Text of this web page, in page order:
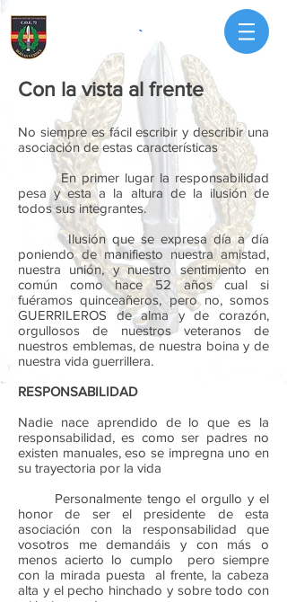
Con la vista al frente
No siempre es fácil escribir y describir una
asociación de estas características
En primer lugar la responsabilidad
pesa y esta a la altura de la ilusión de
todos sus integrantes.
Ilusión que se expresa día a día
poniendo de manifiesto nuestra amistad,
nuestra unión, y nuestro sentimiento en
común como hace 52 años cual si
fuéramos quinceañeros, pero no, somos
GUERRILEROS de alma y de corazón,
orgullosos de nuestros veteranos de
nuestros emblemas, de nuestra boina y de
nuestra vida guerrillera.
RESPONSABILIDAD
Nadie nace aprendido de lo que es la
responsabilidad, es como ser padres no
existen manuales, eso se impregna uno en
su trayectoria por la vida
Personalmente tengo el orgullo y el
honor de ser el presidente de esta
asociación con la responsabilidad que
vosotros me demandáis y con más o
menos acierto lo cumplo pero siempre
con la mirada puesta al frente, la cabeza
alta y el pecho hinchado y sobre todo con